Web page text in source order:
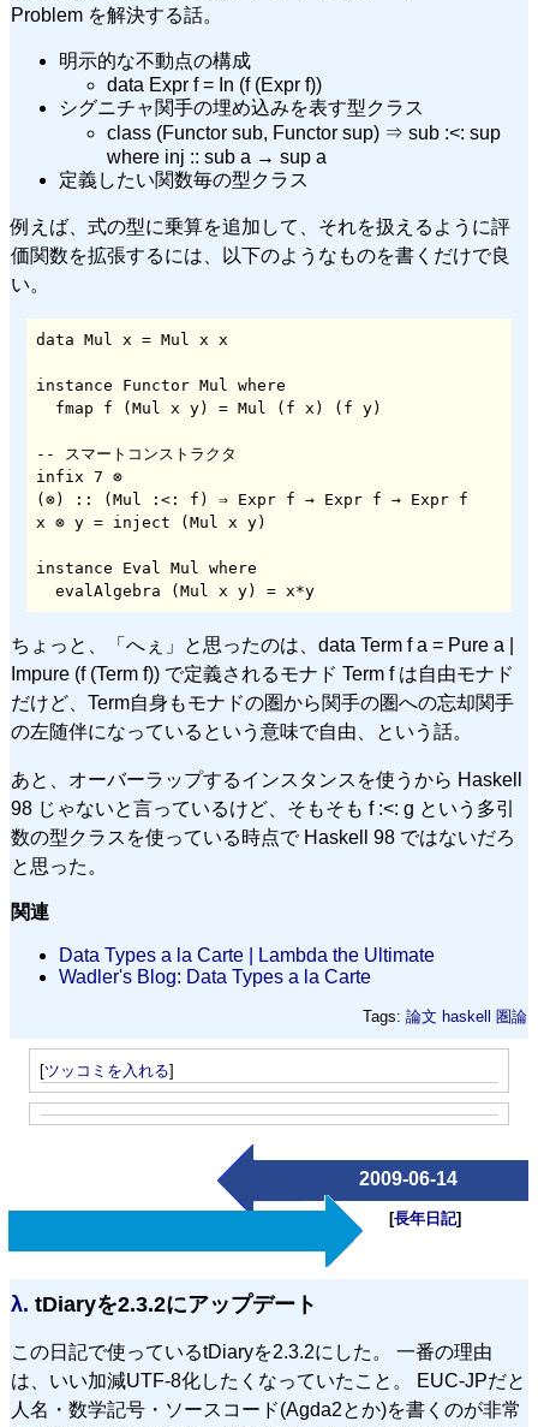
Problem を解決する話。
明示的な不動点の構成
data Expr f = In (f (Expr f))
シグニチャ関手の埋め込みを表す型クラス
class (Functor sub, Functor sup) ⇒ sub :<: sup
where inj :: sub a → sup a
定義したい関数毎の型クラス
例えば、式の型に乗算を追加して、それを扱えるように評
価関数を拡張するには、以下のようなものを書くだけで良
い。
data Mul x = Mul x x
instance Functor Mul where
-- スマートコンストラクタ
infix 7 ⊗
(⊗) :: (Mul :<: f) ⇒ Expr f → Expr f → Expr f
x ⊗ y = inject (Mul x y)
instance Eval Mul where
  evalAlgebra (Mul x y) = x*y
ちょっと、「へぇ」と思ったのは、data Term f a = Pure a |
Impure (f (Term f)) で定義されるモナド Term f は自由モナド
だけど、Term自身もモナドの圏から関手の圏への忘却関手
の左随伴になっているという意味で自由、という話。
あと、オーバーラップするインスタンスを使うから Haskell
98 じゃないと言っているけど、そもそも f :<: g という多引
数の型クラスを使っている時点で Haskell 98 ではないだろ
と思った。
関連
Data Types a la Carte | Lambda the Ultimate
Wadler's Blog: Data Types a la Carte
Tags: 論文 haskell 圏論
[ツッコミを入れる]
2009-06-14
[長年日記]
λ. tDiaryを2.3.2にアップデート
この日記で使っているtDiaryを2.3.2にした。 一番の理由
は、いい加減UTF-8化したくなっていたこと。 EUC-JPだと
人名・数学記号・ソースコード(Agda2とか)を書くのが非常